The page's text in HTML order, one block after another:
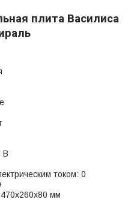
плита Василиса
В
током: 0
мм